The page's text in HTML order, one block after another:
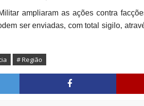
ampliaram as ações contra
ser enviadas, com total sigilo,
# Região